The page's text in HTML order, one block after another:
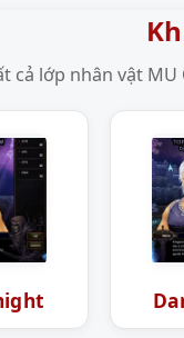
cả lớp nhân vật